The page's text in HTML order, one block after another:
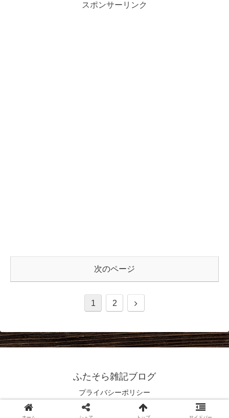
スポンサーリンク
次のページ
1 2
ふたそら雑記ブログ
プライバシーポリシー
© 2021 ふたそら雑記ブログ.